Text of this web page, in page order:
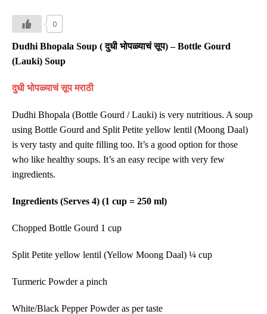
0
Dudhi Bhopala Soup ( दुधी भोपळ्याचंसूप) –Bottle Gourd
(Lauki) Soup
दुधी भोपळ्याचं सूपमराठी
Dudhi Bhopala (Bottle Gourd /Lauki) is very nutritious. A soup
using Bottle Gourd and Split Petite yellow lentil (Moong Daal)
is very tasty and quite filling too. It’s a good option for those
who like healthy soups. It’s an easy recipe with very few
ingredients.
Ingredients (Serves 4) (1 cup = 250 ml)
Chopped Bottle Gourd 1 cup
Split Petite yellow lentil (Yellow Moong Daal) ¼ cup
Turmeric Powder a pinch
White/Black Pepper Powder as per taste